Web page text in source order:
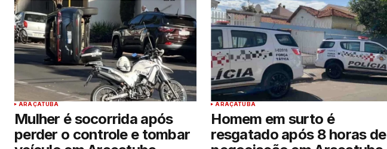
ARAÇATUBA
Mulher é socorrida após
perder o controle e tombar
ARAÇATUBA
Homem em surto é
resgatado após 8 horas de